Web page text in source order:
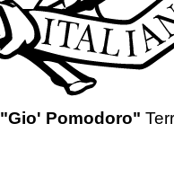
"Gio' Pomodoro"